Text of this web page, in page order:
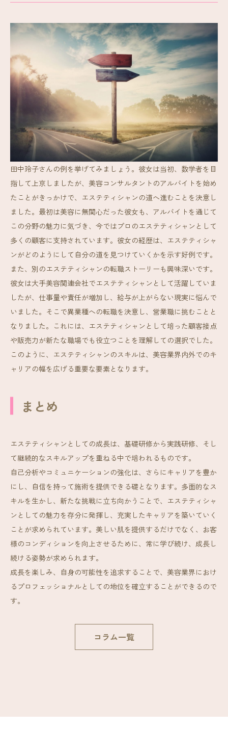
田中玲子さんの例を挙げてみましょう。彼女は当初、数学者を目
指して上京しましたが、美容コンサルタントのアルバイトを始め
たことがきっかけで、エステティシャンの道へ進むことを決意し
ました。最初は美容に無関心だった彼女も、アルバイトを通じて
この分野の魅力に気づき、今ではプロのエステティシャンとして
多くの顧客に支持されています。彼女の経歴は、エステティシャ
ンがどのようにして自分の道を見つけていくかを示す好例です。
また、別のエステティシャンの転職ストーリーも興味深いです。
彼女は大手美容関連会社でエステティシャンとして活躍していま
したが、仕事量や責任が増加し、給与が上がらない現実に悩んで
いました。そこで異業種への転職を決意し、営業職に挑むことと
なりました。これには、エステティシャンとして培った顧客接点
や販売力が新たな職場でも役立つことを理解しての選択でした。
このように、エステティシャンのスキルは、美容業界内外でのキ
ャリアの幅を広げる重要な要素となります。
まとめ
エステティシャンとしての成長は、基礎研修から実践研修、そし
て継続的なスキルアップを重ねる中で培われるものです。
自己分析やコミュニケーションの強化は、さらにキャリアを豊か
にし、自信を持って施術を提供できる礎となります。多面的なス
キルを生かし、新たな挑戦に立ち向かうことで、エステティシャ
ンとしての魅力を存分に発揮し、充実したキャリアを築いていく
ことが求められています。美しい肌を提供するだけでなく、お客
様のコンディションを向上させるために、常に学び続け、成長し
続ける姿勢が求められます。
成長を楽しみ、自身の可能性を追求することで、美容業界におけ
るプロフェッショナルとしての地位を確立することができるので
す。
コラム一覧